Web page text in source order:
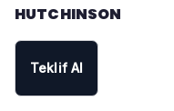
HUTCHINSON
Teklif Al